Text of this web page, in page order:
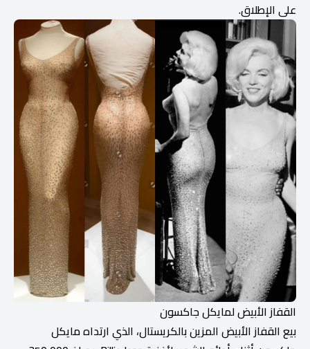
على الإطلاق.
القفاز الأبيض لمايكل جاكسون
بيع القفاز الأبيض المزين بالكريستال، الذي ارتداه مايكل